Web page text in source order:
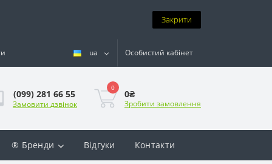
Закрити
ua Особистий кабінет
(099) 281 66 55
Замовити дзвінок
0
0₴
Зробити замовлення
® Бренди Відгуки Контакти